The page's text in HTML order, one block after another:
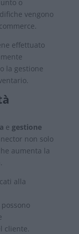
o
vengono
effettuato
la gestione
e gestione
non solo
aumenta la
alla
cliente.